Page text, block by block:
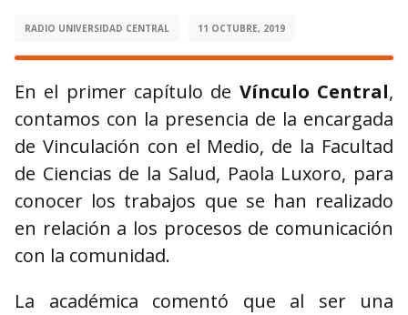
RADIO UNIVERSIDAD CENTRAL 11 OCTUBRE, 2019
En el primer capítulo de Vínculo Central,
contamos con la presencia de la encargada
de Vinculación con el Medio, de la Facultad
de Ciencias de la Salud, Paola Luxoro, para
conocer los trabajos que se han realizado
en relación a los procesos de comunicación
con la comunidad.
La académica comentó que al ser una